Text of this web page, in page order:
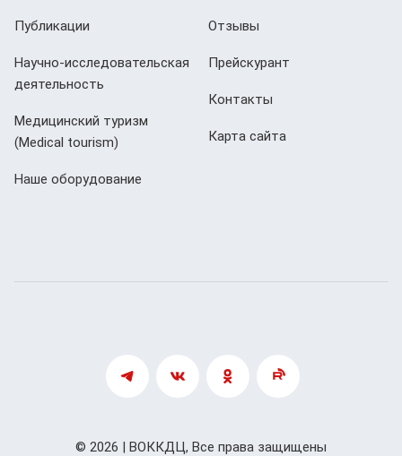
Публикации
Научно-исследовательская
деятельность
Медицинский туризм
(Мedical tourism)
Наше оборудование
Отзывы
Прейскурант
Контакты
Карта сайта
© 2026 | ВОККДЦ, Все права защищены